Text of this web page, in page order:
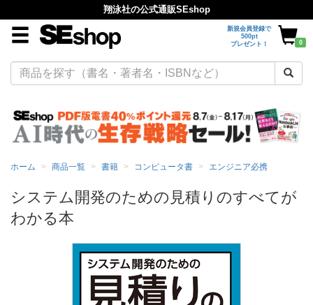
翔泳社の公式通販SEshop
新規会員登録で
500pt
プレゼント！
0
ホーム 商品一覧 書籍 コンピュータ書 エンジニア必携
システム開発のための見積りのすべてが
わかる本